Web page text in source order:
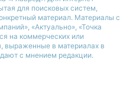
для поисковых систем,
материал. Материалы с
«Актуально», «Точка
на коммерческих или
выраженные в материалах в
с мнением редакции.